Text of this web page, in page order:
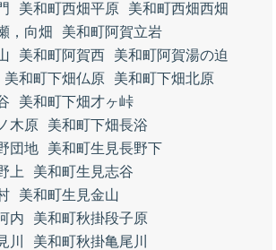
美和町西畑平原
美和町西畑西畑
，向畑
美和町阿賀立岩
美和町阿賀西
美和町阿賀湯の迫
美和町下畑仏原
美和町下畑北原
美和町下畑才ヶ峠
木原
美和町下畑長浴
団地
美和町生見長野下
上
美和町生見志谷
美和町生見金山
内
美和町秋掛段子原
川
美和町秋掛亀尾川